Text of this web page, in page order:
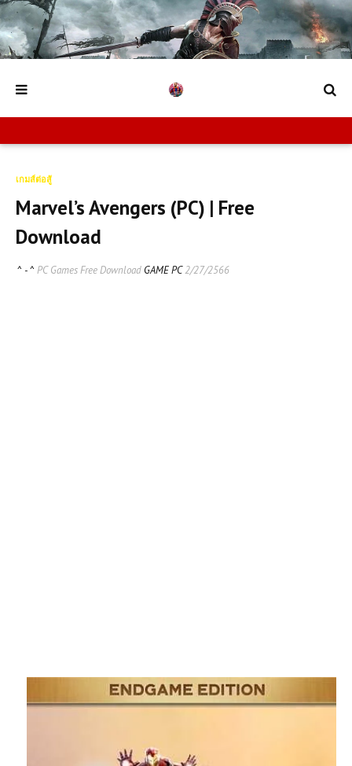
เกมส์ต่อสู้
Marvel’s Avengers (PC) | Free
Download
^ - ^ PC Games Free Download GAME PC2/27/2566